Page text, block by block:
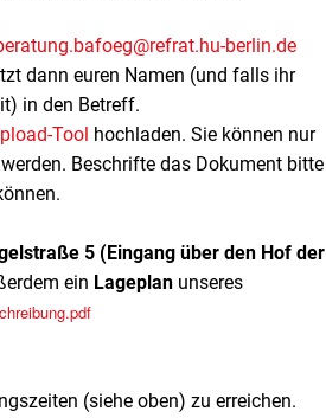
berlin.de
dann euren Namen (und falls ihr
in den Betreff.
Tool hochladen. Sie können nur
Beschrifte das Dokument bitte
5 (Eingang über den Hof der
ein Lageplan unseres
(siehe oben) zu erreichen.